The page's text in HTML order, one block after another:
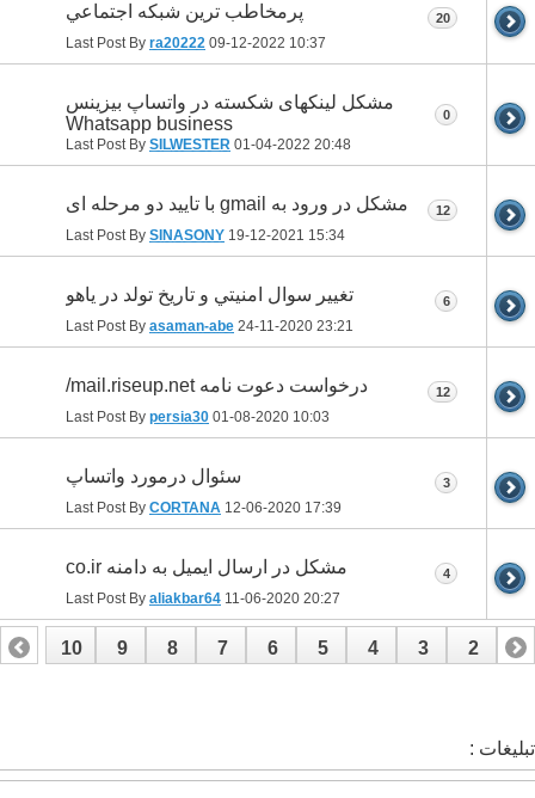
پرمخاطب ترين شبكه اجتماعي
Last Post By ra20222 09-12-2022 10:37
20
مشکل لینکهای شکسته در واتساپ بیزینس
Whatsapp business
Last Post By SILWESTER 01-04-2022 20:48
0
مشکل در ورود به gmail با تایید دو مرحله ای
Last Post By SINASONY 19-12-2021 15:34
12
تغيير سوال امنيتي و تاريخ تولد در ياهو
Last Post By asaman-abe 24-11-2020 23:21
6
درخواست دعوت نامه mail.riseup.net/
Last Post By persia30 01-08-2020 10:03
12
سئوال درمورد واتساپ
Last Post By CORTANA 12-06-2020 17:39
3
مشکل در ارسال ایمیل به دامنه co.ir
Last Post By aliakbar64 11-06-2020 20:27
4
1
2
3
4
5
6
7
8
9
10
تبلیغات :